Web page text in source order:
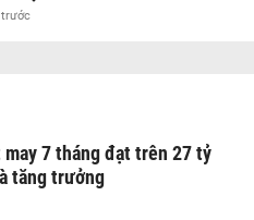
trước
7 tháng đạt trên 27 tỷ
tăng trưởng